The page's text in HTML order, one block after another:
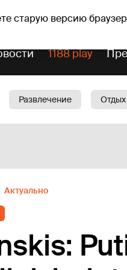
старую версию
°C Alfrēds, Fredis, Madars
1188 play
Развлечение Отдых
Актуально